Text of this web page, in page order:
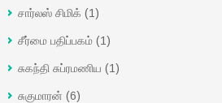
சார்லஸ் சிமிக் (1)
சீர்மை பதிப்பகம் (1)
சுகந்தி சுப்ரமணிய (1)
சுகுமாரன் (6)